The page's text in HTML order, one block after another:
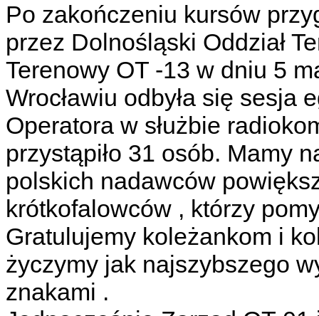
Po zakończeniu kursów
przez Dolnośląski Oddział
Terenowy OT -13 w dniu 5
Wrocławiu odbyła się sesja
Operatora w służbie
przystąpiło 31 osób. Mamy
polskich nadawców
krótkofalowców , którzy
Gratulujemy koleżankom i
życzymy jak najszybszego
znakami .